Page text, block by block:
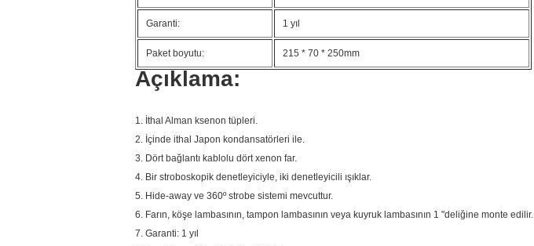
Garanti: 1 yıl
Paket boyutu: 215 * 70 * 250mm
Açıklama:
1. İthal Alman ksenon tüpleri.
2. İçinde ithal Japon kondansatörleri ile.
3. Dört bağlantı kablolu dörtxenon far.
4. Bir stroboskopik denetleyiciyle, iki denetleyicili ışıklar.
5. Hide-away ve 360º strobe sistemi mevcuttur.
6. Farın, köşe lambasının, tampon lambasının veya kuyruk lambasının 1 "deliğine monte edilir.
7. Garanti: 1 yıl